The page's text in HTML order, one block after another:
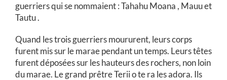
guerriers qui se nommaient : Tahahu Moana , Mauu et
Tautu .
Quand les trois guerriers moururent, leurs corps
furent mis sur le marae pendant un temps. Leurs têtes
furent déposées sur les hauteurs des rochers, non loin
du marae. Le grand prêtre Terii o te ra les adora. Ils